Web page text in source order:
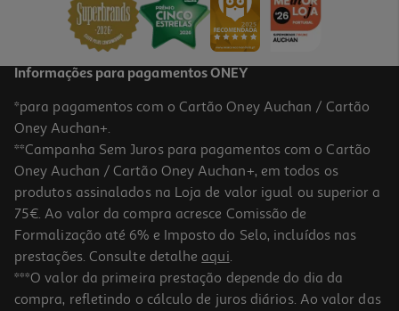
21,49 €
4.0
Loção Paranix Tratamento Com Pente 100ml
195.5 €/Lt
Informações para pagamentos ONEY
*para pagamentos com o Cartão Oney Auchan / Cartão
Oney Auchan+.
**Campanha Sem Juros para pagamentos com o Cartão
Oney Auchan / Cartão Oney Auchan+, em todos os
produtos assinalados na Loja de valor igual ou superior a
75€. Ao valor da compra acresce Comissão de
Formalização até 6% e Imposto do Selo, incluídos nas
prestações. Consulte detalhe aqui.
***O valor da primeira prestação depende do dia da
compra, refletindo o cálculo de juros diários. Ao valor das